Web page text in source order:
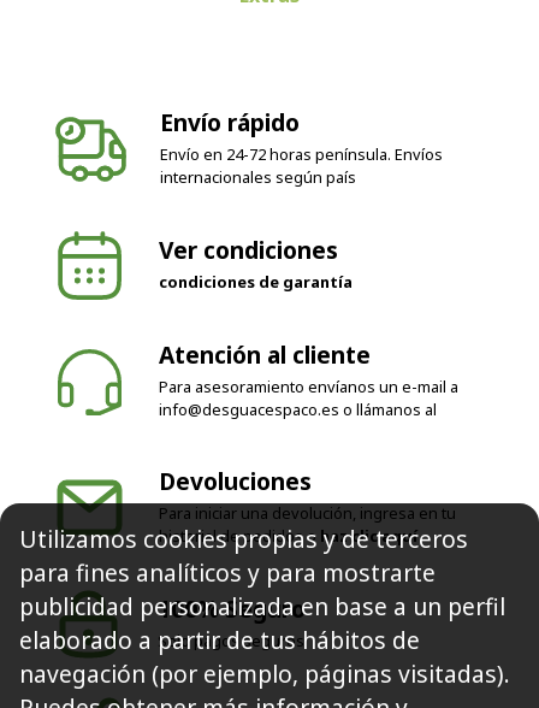
Envío rápido
Envío en 24-72 horas península. Envíos
internacionales según país
Ver condiciones
condiciones de garantía
Atención al cliente
Para asesoramiento envíanos un e-mail a
info@desguacespaco.es o llámanos al
Devoluciones
Para iniciar una devolución, ingresa en tu
historial de pedidos o haz clic aquí
100% Seguro
Solo pagos seguros
Utilizamos cookies propias y de terceros
para fines analíticos y para mostrarte
publicidad personalizada en base a un perfil
elaborado a partir de tus hábitos de
navegación (por ejemplo, páginas visitadas).